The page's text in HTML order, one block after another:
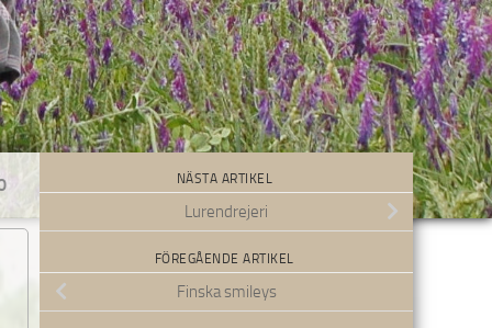
NÄSTA ARTIKEL
Lurendrejeri
FÖREGÅENDE ARTIKEL
Finska smileys